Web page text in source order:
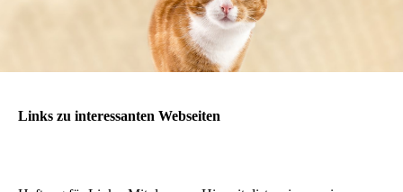
Links zu interessanten Webseiten